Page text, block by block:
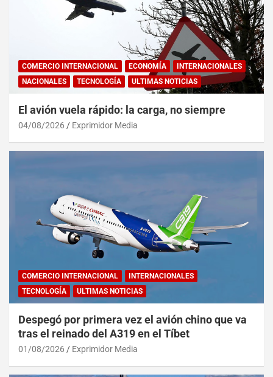
COMERCIO INTERNACIONAL ECONOMÍA
INTERNACIONALES
NACIONALES
TECNOLOGÍA ULTIMAS NOTICIAS
El avión vuela rápido: la carga, no siempre
04/08/2026 Exprimidor Media
COMERCIO INTERNACIONAL
INTERNACIONALES
TECNOLOGÍA
ULTIMAS NOTICIAS
Despegó por primera vez el avión chino que va
tras el reinado del A319 en el Tíbet
01/08/2026 Exprimidor Media